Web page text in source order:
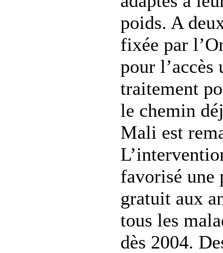
poids. A
fixée par
pour l’accès
traitement
le chemin
Mali est
favorisé une
gratuit aux
tous les
dès 2004.